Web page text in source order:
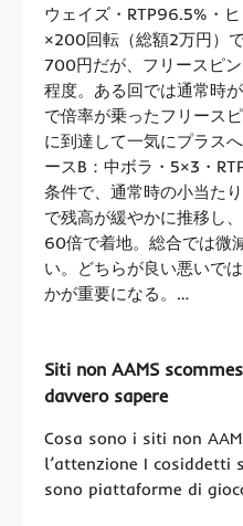
ウェイズ・RTP96.5%・
×200回転（総額2万円）
700円だが、フリースピ
程度。ある回では通常時
で倍率が乗ったフリース
に到達して一気にプラス
ースB：中ボラ・5×3・
条件で、通常時の小当た
で残高が緩やかに推移し
60倍で着地。総合では微
い。どちらが良い悪いで
かが重要になる。…
Siti non AAMS
davvero sapere
Cosa sono i siti non
l’attenzione I cosiddetti
sono piattaforme di